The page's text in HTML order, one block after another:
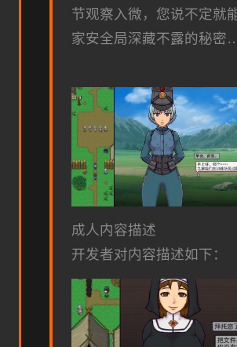
节观察入微，您说不定就
家安全局深藏不露的秘
成人内容描述
开发者对内容描述如下：